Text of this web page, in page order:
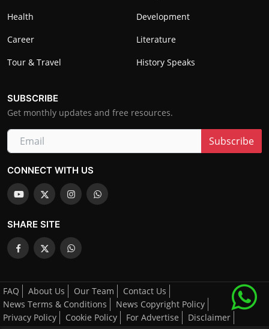
Health
Development
Career
Literature
Tour & Travel
History Speaks
SUBSCRIBE
Get monthly updates and free resources.
Subscribe
CONNECT WITH US
SHARE SITE
FAQ About Us Our Team
Contact Us
News Terms & Conditions
News Copyright Policy
Privacy Policy
Cookie Policy For Advertise Disclaimer